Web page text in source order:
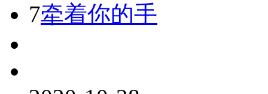
7牵着你的手